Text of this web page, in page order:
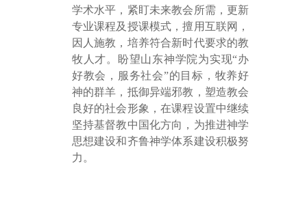
学术水平，紧盯未来教会所需，更新
专业课程及授课模式，擅用互联网，
因人施教，培养符合新时代要求的教
牧人才。盼望山东神学院为实现“办
好教会 ， 服务社会”的目标，牧养好
神的群羊，抵御异端邪教，塑造教会
良好的社会形象，在课程设置中继续
坚持基督教中国化方向， 为推进神学
思想建设和齐鲁神学体系建设积极努
力。